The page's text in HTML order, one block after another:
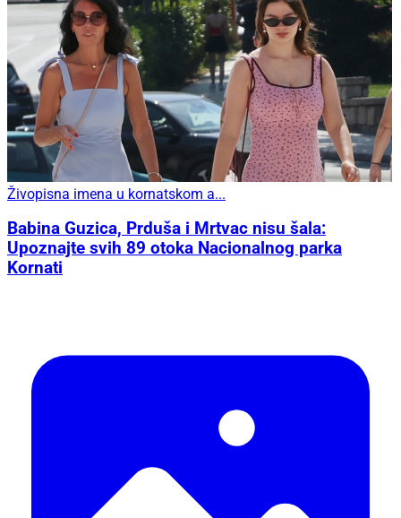
Živopisna imena u kornatskom a...
Babina Guzica, Prduša i Mrtvac nisu šala:
Upoznajte svih 89 otoka Nacionalnog parka
Kornati